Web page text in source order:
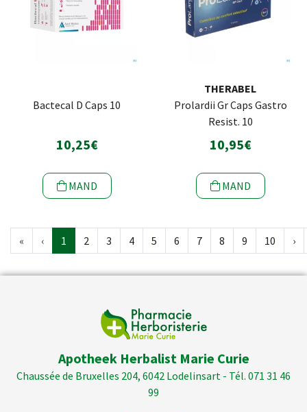
Bactecal D Caps 10
10,25€
MAND
THERABEL
Prolardii Gr Caps Gastro
Resist. 10
10,95€
MAND
« ‹ 1 2 3 4 5 6 7 8 9 10 ›
Apotheek Herbalist Marie Curie
Chaussée de Bruxelles 204, 6042 Lodelinsart - Tél. 071 31 46
99